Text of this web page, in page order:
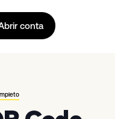
conta